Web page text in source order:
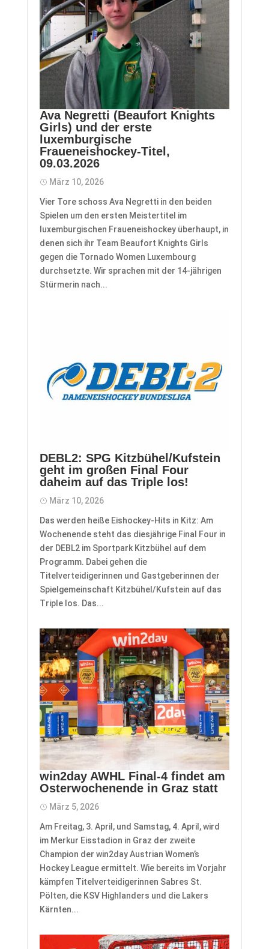
Ava Negretti (Beaufort Knights
Girls) und der erste
luxemburgische
Fraueneishockey-Titel,
09.03.2026
März 10, 2026
​Vier Tore schoss Ava Negretti in den beiden
Spielen um den ersten Meistertitel im
luxemburgischen Fraueneishockey überhaupt, in
denen sich ihr Team Beaufort Knights Girls
gegen die Tornado Women Luxembourg
durchsetzte. Wir sprachen mit der 14-jährigen
Stürmerin nach...
DEBL2: SPG Kitzbühel/Kufstein
geht im großen Final Four
daheim auf das Triple los!
März 10, 2026
Das werden heiße Eishockey-Hits in Kitz: Am
Wochenende steht das diesjährige Final Four in
der DEBL2 im Sportpark Kitzbühel auf dem
Programm. Dabei gehen die
Titelverteidigerinnen und Gastgeberinnen der
Spielgemeinschaft Kitzbühel/Kufstein auf das
Triple los. Das...
win2day AWHL Final-4 findet am
Osterwochenende in Graz statt
März 5, 2026
Am Freitag, 3. April, und Samstag, 4. April, wird
im Merkur Eisstadion in Graz der zweite
Champion der win2day Austrian Women’s
Hockey League ermittelt. Wie bereits im Vorjahr
kämpfen Titelverteidigerinnen Sabres St.
Pölten, die KSV Highlanders und die Lakers
Kärnten...